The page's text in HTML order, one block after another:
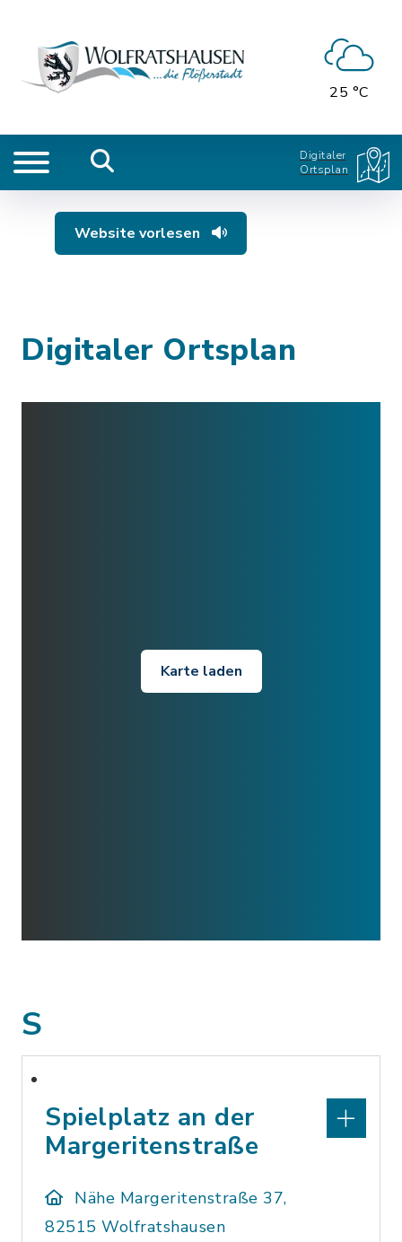
25 °C
Digitaler
Ortsplan
Website vorlesen
Digitaler Ortsplan
Karte laden
S
Spielplatz an der
Margeritenstraße
Nähe Margeritenstraße 37,
82515 Wolfratshausen